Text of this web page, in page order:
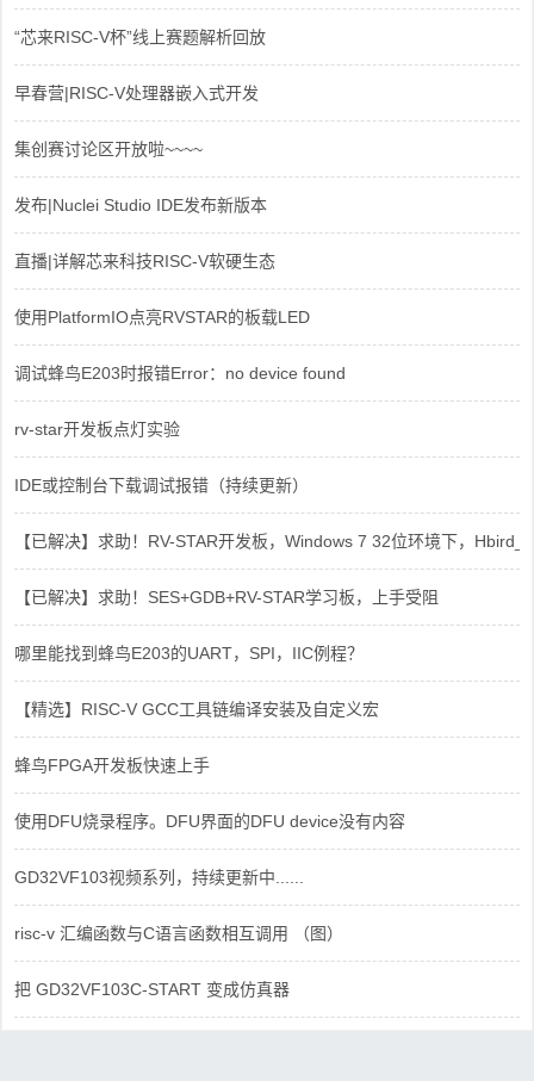
“芯来RISC-V杯”线上赛题解析回放
早春营|RISC-V处理器嵌入式开发
集创赛讨论区开放啦~~~~
发布|Nuclei Studio IDE发布新版本
直播|详解芯来科技RISC-V软硬生态
使用PlatformIO点亮RVSTAR的板载LED
调试蜂鸟E203时报错Error：no device found
rv-star开发板点灯实验
IDE或控制台下载调试报错（持续更新）
【已解决】求助！RV-STAR开发板，Windows 7 32位环境下，
【已解决】求助！SES+GDB+RV-STAR学习板，上手受阻
哪里能找到蜂鸟E203的UART，SPI，IIC例程？
【精选】RISC-V GCC工具链编译安装及自定义宏
蜂鸟FPGA开发板快速上手
使用DFU烧录程序。DFU界面的DFU device没有内容
GD32VF103视频系列，持续更新中......
risc-v 汇编函数与C语言函数相互调用 （图）
把 GD32VF103C-START 变成仿真器